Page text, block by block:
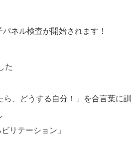
ネル検査が開始されます！
た
、どうする自分！」を合言葉に
リテーション」